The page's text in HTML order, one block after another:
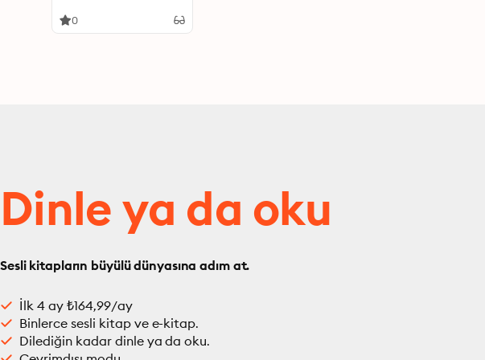
0
Dinle ya da oku
Sesli kitapların büyülü dünyasına adım at.
İlk 4 ay ₺164,99/ay
Binlerce sesli kitap ve e-kitap.
Dilediğin kadar dinle ya da oku.